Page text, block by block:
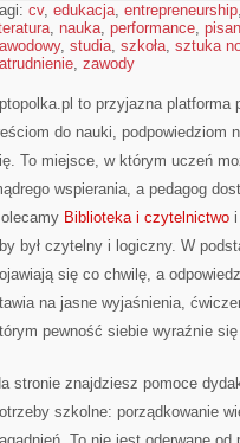
cv, edukacja, entrepreneurship,
, nauka, performance,
, studia, szkoła, sztuka
, zawody
to przyjazna platforma
do nauki, podpowiedziom
To miejsce, w którym uczeń
wspierania, a pedagog
Biblioteka i czytelnictwo
był czytelny i logiczny. W
się co chwilę, a
na jasne wyjaśnienia,
pewność siebie wyraźnie
stronie znajdziesz pomoce
szkolne: porządkowanie